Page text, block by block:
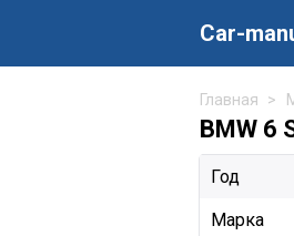
Car-
Главная
BMW 6
Год
Марка